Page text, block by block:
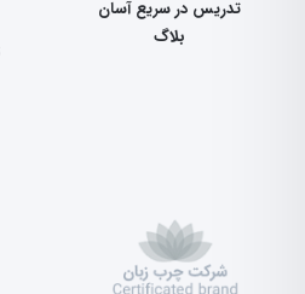
تدریس در سریع آسان
بلاگ